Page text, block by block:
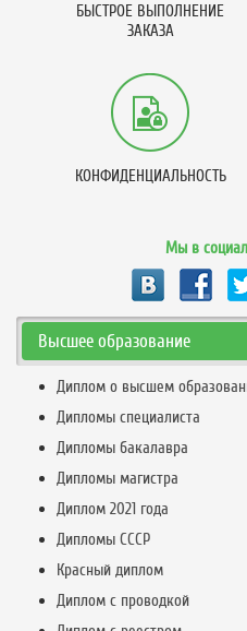
БЫСТРОЕ ВЫПОЛНЕНИЕ
ЗАКАЗА
КОНФИДЕНЦИАЛЬНОСТЬ
Мы в
Высшее образование
Диплом о высшем
Дипломы специалиста
Дипломы бакалавра
Дипломы магистра
Диплом 2021 года
Дипломы СССР
Красный диплом
Диплом с проводкой